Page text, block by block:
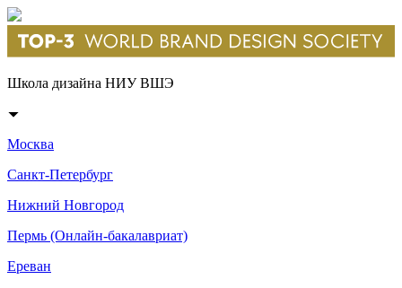
Школа дизайна НИУ ВШЭ
Москва
Санкт-Петербург
Нижний Новгород
Пермь (Онлайн-бакалавриат)
Ереван